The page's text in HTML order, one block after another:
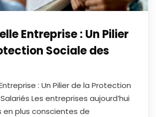
Entreprise : Un Pilier
Sociale des
: Un Pilier de la Protection
Les entreprises aujourd’hui
en plus conscientes de